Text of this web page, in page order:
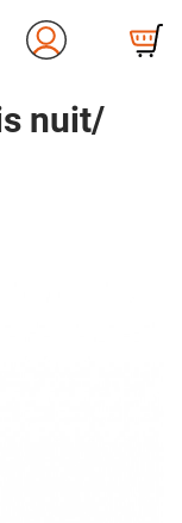
nuit/